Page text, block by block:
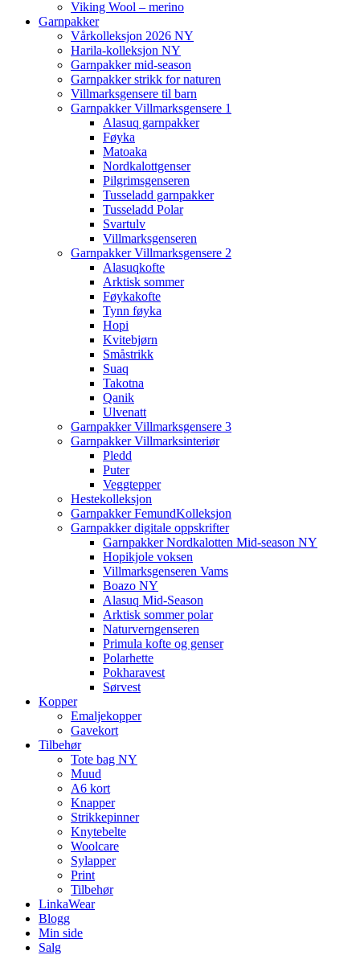
Viking Wool – merino
Garnpakker
Vårkolleksjon 2026 NY
Harila-kolleksjon NY
Garnpakker mid-season
Garnpakker strikk for naturen
Villmarksgensere til barn
Garnpakker Villmarksgensere 1
Alasuq garnpakker
Føyka
Matoaka
Nordkalottgenser
Pilgrimsgenseren
Tusseladd garnpakker
Tusseladd Polar
Svartulv
Villmarksgenseren
Garnpakker Villmarksgensere 2
Alasuqkofte
Arktisk sommer
Føykakofte
Tynn føyka
Hopi
Kvitebjørn
Småstrikk
Suaq
Takotna
Qanik
Ulvenatt
Garnpakker Villmarksgensere 3
Garnpakker Villmarksinteriør
Pledd
Puter
Veggtepper
Hestekolleksjon
Garnpakker FemundKolleksjon
Garnpakker digitale oppskrifter
Garnpakker Nordkalotten Mid-season NY
Hopikjole voksen
Villmarksgenseren Vams
Boazo NY
Alasuq Mid-Season
Arktisk sommer polar
Naturverngenseren
Primula kofte og genser
Polarhette
Pokharavest
Sørvest
Kopper
Emaljekopper
Gavekort
Tilbehør
Tote bag NY
Muud
A6 kort
Knapper
Strikkepinner
Knytebelte
Woolcare
Sylapper
Print
Tilbehør
LinkaWear
Blogg
Min side
Salg